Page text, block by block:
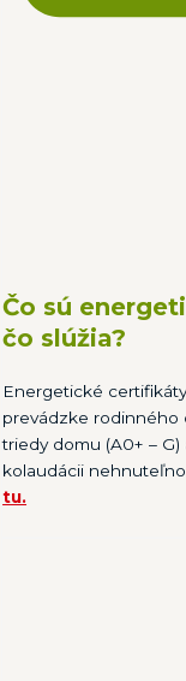
Čo sú
čo slúžia?
Energetické
prevádzke rodinného
triedy domu (A0+ –
kolaudácii
tu.